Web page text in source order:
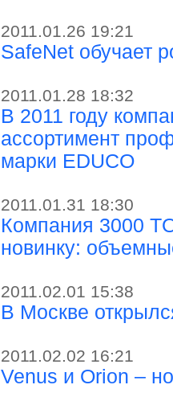
2011.01.26 19:21
SafeNet обучает
2011.01.28 18:32
В 2011 году
ассортимент
марки EDUCO
2011.01.31 18:30
Компания 3000
новинку:
2011.02.01 15:38
В Москве
2011.02.02 16:21
Venus и Orion –